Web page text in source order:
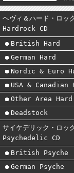
ヘヴィ＆ハード・ロッ
Hardrock CD
British Hard
German Hard
Nordic & Euro
USA & Canadian
Other Area Hard
Deadstock
サイケデリック・ロッ
Psychedelic CD
British Psyche
German Psyche